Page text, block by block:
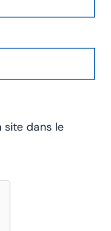
site dans le